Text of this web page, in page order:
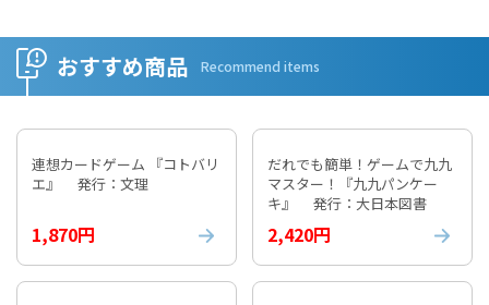
おすすめ商品 Recommend items
連想カードゲーム 『コトバリ
エ』 発行：文理
1,870円
だれでも簡単！ゲームで九九
マスター！『九九パンケー
キ』 発行：大日本図書
2,420円